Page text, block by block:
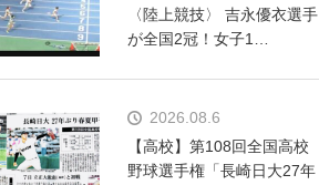
〈陸上競技〉 吉永優衣選手
が全国2冠！女子1…
2026.08.6
【高校】第108回全国高校
野球選手権「長崎日大27年